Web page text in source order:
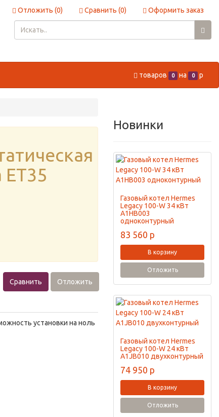
Отложить (0) Сравнить (0) Оформить заказ
товаров 0 на 0 p
ET35
Сравнить Отложить
установки на ноль
Новинки
Газовый котел Hermes
Legacy 100-W 34 кВт
A1HB003
одноконтурный
83 560 p
В корзину
Отложить
Газовый котел Hermes
Legacy 100-W 24 кВт
A1JB010 двухконтурный
74 950 p
В корзину
Отложить